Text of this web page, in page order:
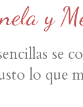
y
se
lo que